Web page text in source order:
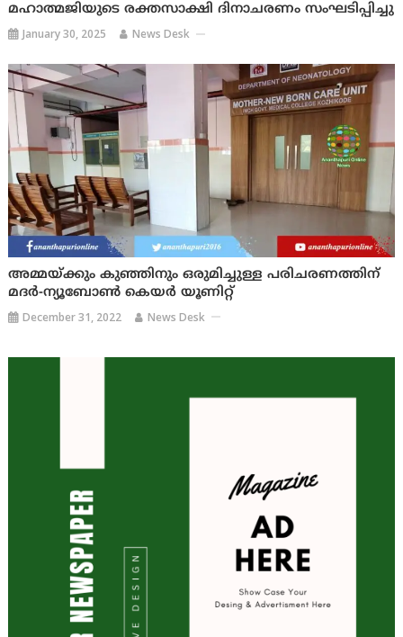
മഹാത്മജിയുടെ രക്തസാക്ഷി ദിനാചരണം സംഘടിപ്പിച്ചു
January 30, 2025 News Desk
അമ്മയ്ക്കും കുഞ്ഞിനും ഒരുമിച്ചുള്ള പരിചരണത്തിന്
മദര്‍-ന്യൂബോണ്‍ കെയര്‍ യൂണിറ്റ്
December 31, 2022 News Desk